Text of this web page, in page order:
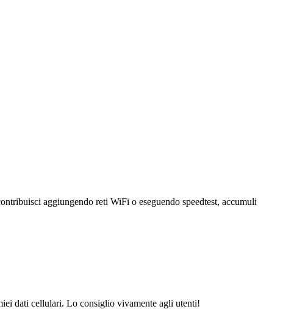
aggiungendo reti WiFi o eseguendo speedtest, accumuli
dati cellulari. Lo consiglio vivamente agli utenti!